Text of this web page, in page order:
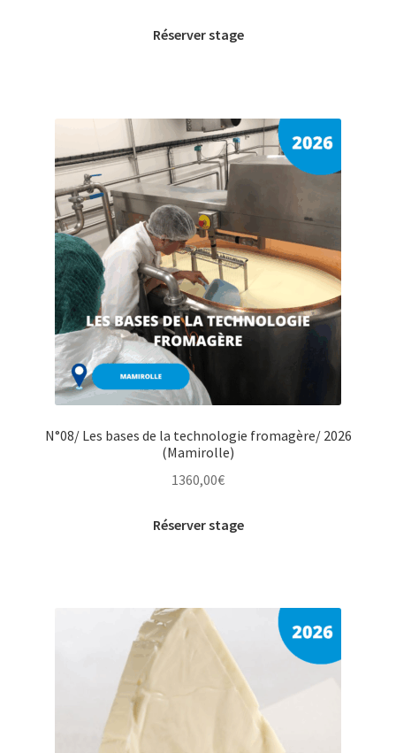
Réserver stage
N°08/ Les bases de la technologie fromagère/ 2026
(Mamirolle)
1360,00€
Réserver stage